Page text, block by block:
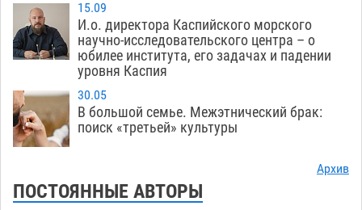
15.09
И.о. директора Каспийского морского
научно-исследовательского центра – о
юбилее института, его задачах и падении
уровня Каспия
30.05
В большой семье. Межэтнический брак:
поиск «третьей» культуры
Архив
ПОСТОЯННЫЕ АВТОРЫ